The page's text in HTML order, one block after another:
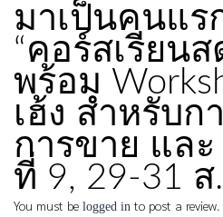
มาเป็นคนแร
“คอร์สเรียน
พร้อม
เฮ้ง สำหรับก
การขาย แล
ที่ 9, 29-31 ส
You must be logged in to post a review.